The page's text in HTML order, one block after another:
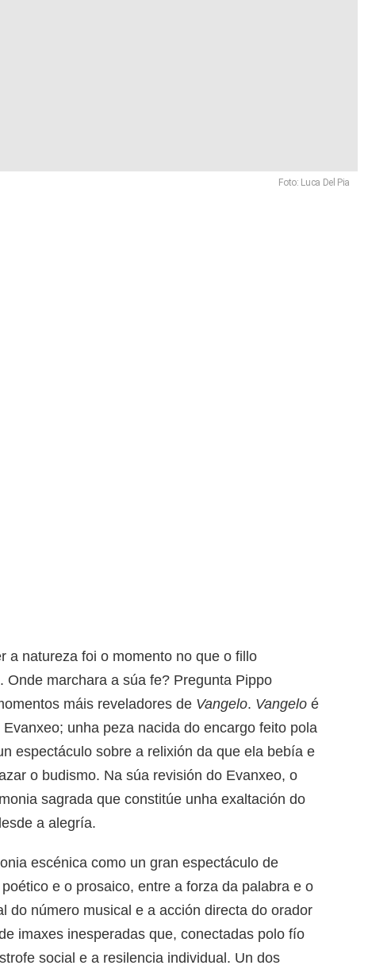
Foto: Luca Del Pia
a natureza foi o momento no que o fillo
Onde marchara a súa fe? Pregunta Pippo
máis reveladores de Vangelo. Vangelo é
unha peza nacida do encargo feito pola
espectáculo sobre a relixión da que ela bebía e
o budismo. Na súa revisión do Evanxeo, o
sagrada que constitúe unha exaltación do
a alegría.
escénica como un gran espectáculo de
e o prosaico, entre a forza da palabra e o
do número musical e a acción directa do orador
imaxes inesperadas que, conectadas polo fío
social e a resilencia individual. Un dos